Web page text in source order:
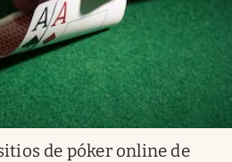
de póker online de